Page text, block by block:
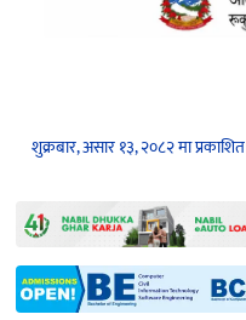
शुक्रबार, असार १३, २०८२ मा प्रकाशित